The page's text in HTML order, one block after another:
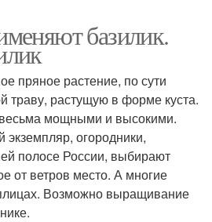
базилик.
пряное растение, по сути
траву, растущую в форме куста.
мощными и высокими.
экземпляр, огородники,
полосе России, выбирают
от ветров место. А многие
Возможно выращивание